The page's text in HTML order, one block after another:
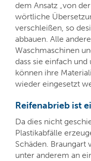
dem Ansatz „von
wörtliche
verschleißen, so
abbauen. Alle
Waschmaschinen
dass sie einfach
können ihre
wieder eingesetzt
Reifenabrieb ist
Da dies nicht
Plastikabfälle
Schäden. Braungart
unter anderem an